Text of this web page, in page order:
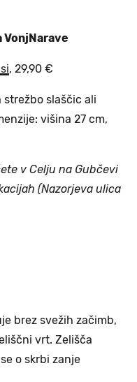
VonjNarave
, 29,90 €
strežbo slaščic ali
višina 27 cm,
v Celju na Gubčevi
(Nazorjeva ulica
brez svežih začimb,
vrt. Zelišča
o skrbi zanje